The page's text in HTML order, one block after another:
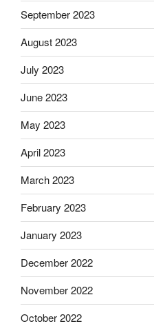
September 2023
August 2023
July 2023
June 2023
May 2023
April 2023
March 2023
February 2023
January 2023
December 2022
November 2022
October 2022